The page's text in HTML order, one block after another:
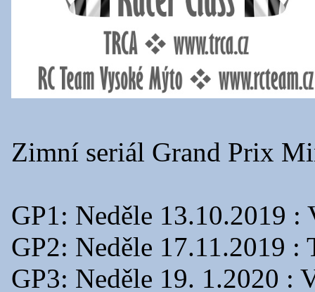
Zimní seriál Grand Prix
GP1: Neděle 13.10.2019
GP2: Neděle 17.11.2019
GP3: Neděle 19. 1.2020 :